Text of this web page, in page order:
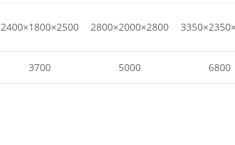
2400×1800×2500 2800×2000×2800
3700 5000 6800